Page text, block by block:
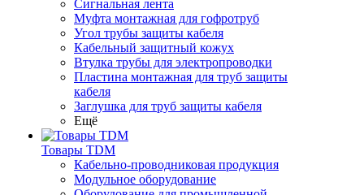
Сигнальная лента
Муфта монтажная для гофротруб
Угол трубы защиты кабеля
Кабельный защитный кожух
Втулка трубы для электропроводки
Пластина монтажная для труб защиты
кабеля
Заглушка для труб защиты кабеля
Ещё
Товары TDM
Кабельно-проводниковая продукция
Модульное оборудование